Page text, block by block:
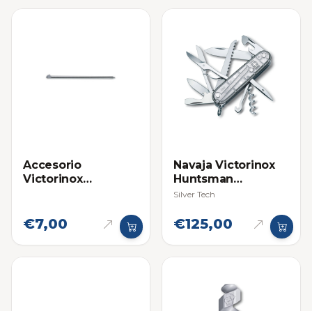
Accesorio
Victorinox
Multifuncional
Swiss Champ
€7,00
Navaja Victorinox
Huntsman
Multifuncional
Silver Tech
€125,00